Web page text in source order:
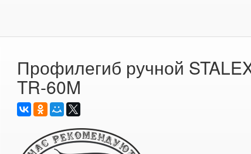
Профилегиб ручной
TR-60M